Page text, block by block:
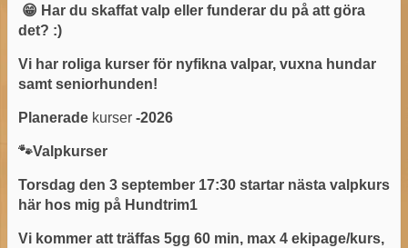
😁 Har du skaffat valp eller funderar du på att göra
det? :)
Vi har roliga kurser för nyfikna valpar, vuxna hundar
samt seniorhunden!
Planeradekurser -2026
🐾Valpkurser
Torsdag den 3 september 17:30 startar nästa valpkurs
här hos mig på Hundtrim1
Vi kommer att träffas 5gg 60 min, max 4 ekipage/kurs,